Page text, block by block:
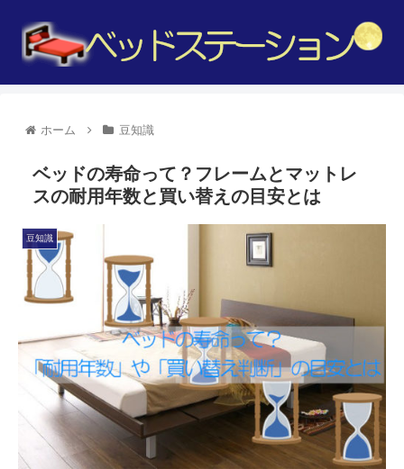
ホーム 豆知識
ベッドの寿命って？フレームとマットレ
スの耐用年数と買い替えの目安とは
豆知識